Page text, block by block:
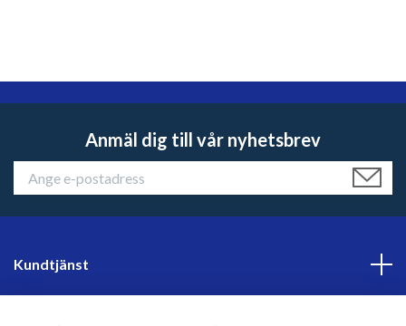
Anmäl dig till vår nyhetsbrev
Kundtjänst